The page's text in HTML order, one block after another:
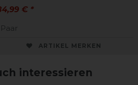
€ *
Paar
ARTIKEL MERKEN
interessieren